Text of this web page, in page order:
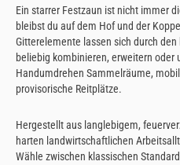
Ein starrer Festzaun ist nicht immer
bleibst du auf dem Hof und der
Gitterelemente lassen sich durch
beliebig kombinieren, erweitern oder
Handumdrehen Sammelräume,
provisorische Reitplätze.
Hergestellt aus langlebigem,
harten landwirtschaftlichen
Wähle zwischen klassischen